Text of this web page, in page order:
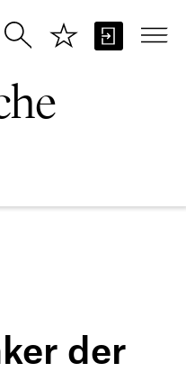
der